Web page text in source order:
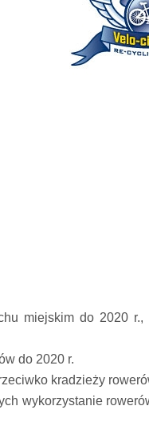
miejskim do 2020 r.,
do 2020 r.
kradzieży
wykorzystanie